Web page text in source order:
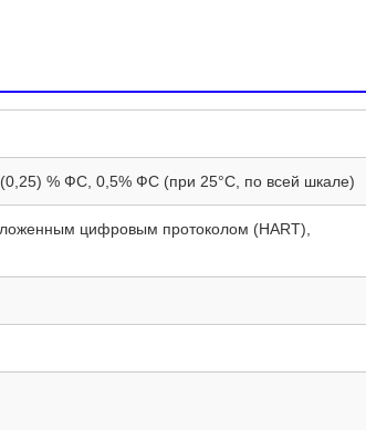
% ФС, 0,5% ФС (при 25°С, по всей шкале)
цифровым протоколом (HART),